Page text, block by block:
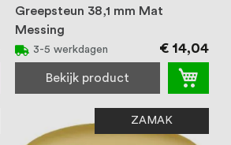
Greepsteun 38,1 mm Mat
Messing
3-5 werkdagen € 14,04
Bekijk product
ZAMAK